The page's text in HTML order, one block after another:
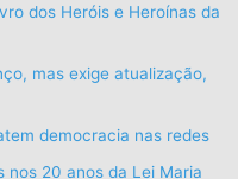
dos Heróis e Heroínas da
mas exige atualização,
democracia nas redes
nos 20 anos da Lei Maria